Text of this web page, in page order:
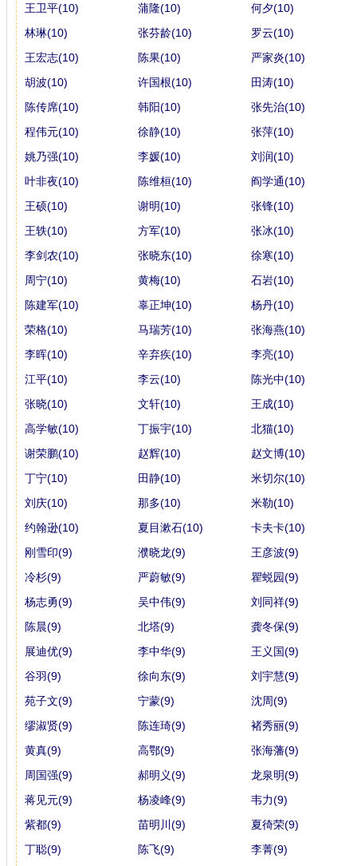
王卫平(10)
蒲隆(10)
何夕(10)
林琳(10)
张芬龄(10)
罗云(10)
王宏志(10)
陈果(10)
严家炎(10)
胡波(10)
许国根(10)
田涛(10)
陈传席(10)
韩阳(10)
张先治(10)
程伟元(10)
徐静(10)
张萍(10)
姚乃强(10)
李媛(10)
刘润(10)
叶非夜(10)
陈维桓(10)
阎学通(10)
王硕(10)
谢明(10)
张锋(10)
王轶(10)
方军(10)
张冰(10)
李剑农(10)
张晓东(10)
徐寒(10)
周宁(10)
黄梅(10)
石岩(10)
陈建军(10)
辜正坤(10)
杨丹(10)
荣格(10)
马瑞芳(10)
张海燕(10)
李晖(10)
辛弃疾(10)
李亮(10)
江平(10)
李云(10)
陈光中(10)
张晓(10)
文轩(10)
王成(10)
高学敏(10)
丁振宇(10)
北猫(10)
谢荣鹏(10)
赵辉(10)
赵文博(10)
丁宁(10)
田静(10)
米切尔(10)
刘庆(10)
那多(10)
米勒(10)
约翰逊(10)
夏目漱石(10)
卡夫卡(10)
刚雪印(9)
濮晓龙(9)
王彦波(9)
冷杉(9)
严蔚敏(9)
瞿蜕园(9)
杨志勇(9)
吴中伟(9)
刘同祥(9)
陈晨(9)
北塔(9)
龚冬保(9)
展迪优(9)
李中华(9)
王义国(9)
谷羽(9)
徐向东(9)
刘宇慧(9)
苑子文(9)
宁蒙(9)
沈周(9)
缪淑贤(9)
陈连琦(9)
褚秀丽(9)
黄真(9)
高鄂(9)
张海藩(9)
周国强(9)
郝明义(9)
龙泉明(9)
蒋见元(9)
杨凌峰(9)
韦力(9)
紫都(9)
苗明川(9)
夏徛荣(9)
丁聪(9)
陈飞(9)
李菁(9)